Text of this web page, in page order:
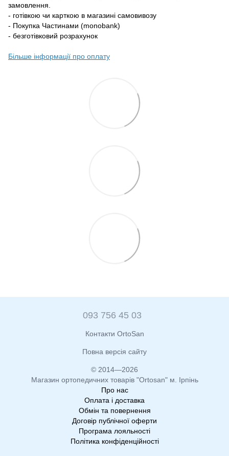
замовлення.
- готівкою чи карткою в магазині самовивозу
- Покупка Частинами (monobank)
- безготівковий розрахунок
Більше інформації про оплату
093 756 45 03
Контакти OrtoSan
Повна версія сайту
© 2014—2026
Магазин ортопедичних товарів "Ortosan" м. Ірпінь
Про нас
Оплата і доставка
Обмін та повернення
Договір публічної оферти
Програма лояльності
Політика конфіденційності